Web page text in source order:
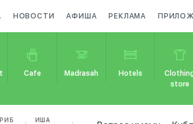
НОВОСТИ АФИША РЕКЛАМА
Cafe Madrasah Hotels
store
ИША